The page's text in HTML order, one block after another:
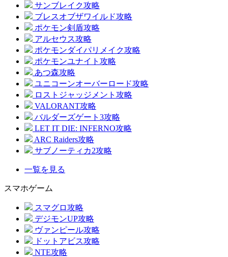
サンブレイク攻略
ブレスオブザワイルド攻略
ポケモン剣盾攻略
アルセウス攻略
ポケモンダイパリメイク攻略
ポケモンユナイト攻略
あつ森攻略
ユニコーンオーバーロード攻略
ロストジャッジメント攻略
VALORANT攻略
バルダーズゲート3攻略
LET IT DIE: INFERNO攻略
ARC Raiders攻略
サブノーティカ2攻略
一覧を見る
スマホゲーム
スマグロ攻略
デジモンUP攻略
ヴァンピール攻略
ドットアビス攻略
NTE攻略